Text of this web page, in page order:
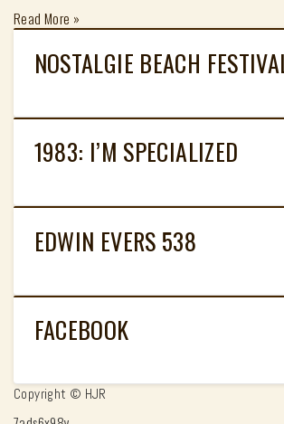
Read More »
NOSTALGIE BEACH
1983: I’M SPECIALIZED
EDWIN EVERS 538
FACEBOOK
Copyright © HJR